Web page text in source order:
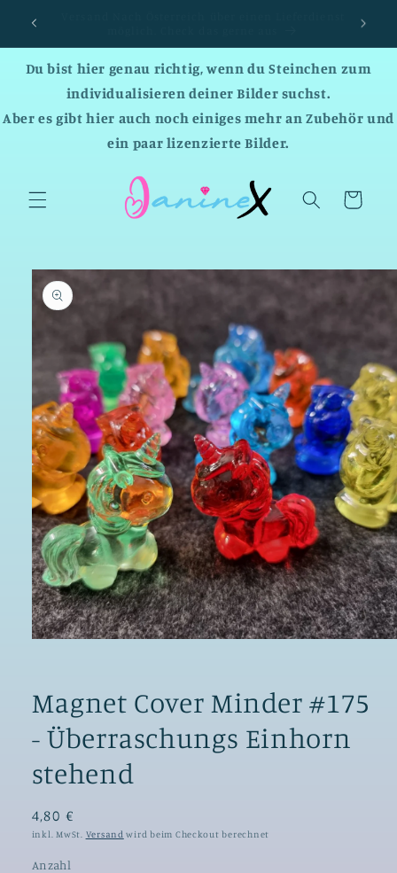
zum
Du bist hier genau richtig, wenn du Steinchen zum
individualisieren deiner Bilder suchst.
Aber es gibt hier auch noch einiges mehr an Zubehör und
ein paar lizenzierte Bilder.
Warenkorb
öffnen
Magnet Cover Minder #175
- Überraschungs Einhorn
stehend
4,80 €
inkl. MwSt. Versand wird beim Checkout berechnet
Anzahl